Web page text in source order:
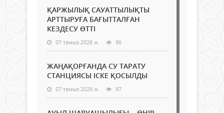
ҚАРЖЫЛЫҚ САУАТТЫЛЫҚТЫ
АРТТЫРУҒА БАҒЫТТАЛҒАН
КЕЗДЕСУ ӨТТІ
07 тамыз 2026 ж. 96
ЖАҢАҚОРҒАНДА СУ ТАРАТУ
СТАНЦИЯСЫ ІСКЕ ҚОСЫЛДЫ
07 тамыз 2026 ж. 97